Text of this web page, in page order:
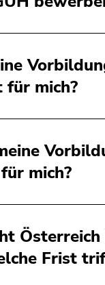
für mich?
mich?
Frist